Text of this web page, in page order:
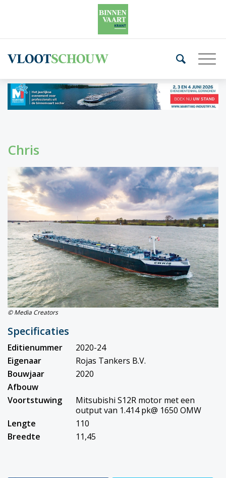
Chris
© Media Creators
Specificaties
Editienummer
2020-24
Eigenaar
Rojas Tankers B.V.
Bouwjaar
2020
Afbouw
Voortstuwing
Mitsubishi S12R motor met een
output van 1.414 pk@ 1650 OMW
Lengte
110
Breedte
11,45